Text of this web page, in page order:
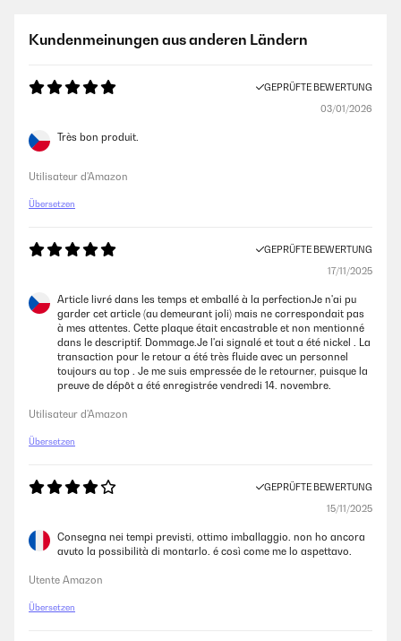
Kundenmeinungen aus anderen Ländern
GEPRÜFTE BEWERTUNG
03/01/2026
Très bon produit.
Utilisateur d'Amazon
Übersetzen
GEPRÜFTE BEWERTUNG
17/11/2025
Article livré dans les temps et emballé à la perfectionJe n'ai pu
garder cet article (au demeurant joli) mais ne correspondait pas
à mes attentes. Cette plaque était encastrable et non mentionné
dans le descriptif. Dommage.Je l'ai signalé et tout a été nickel . La
transaction pour le retour a été très fluide avec un personnel
toujours au top . Je me suis empressée de le retourner, puisque la
preuve de dépôt a été enregistrée vendredi 14. novembre.
Utilisateur d'Amazon
Übersetzen
GEPRÜFTE BEWERTUNG
15/11/2025
Consegna nei tempi previsti, ottimo imballaggio. non ho ancora
avuto la possibilità di montarlo. é così come me lo aspettavo.
Utente Amazon
Übersetzen